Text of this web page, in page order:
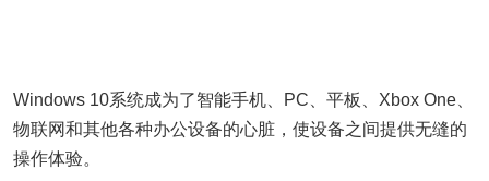
Windows 10系统成为了智能手机、PC、平板、Xbox One、
物联网和其他各种办公设备的心脏，使设备之间提供无缝的
操作体验。